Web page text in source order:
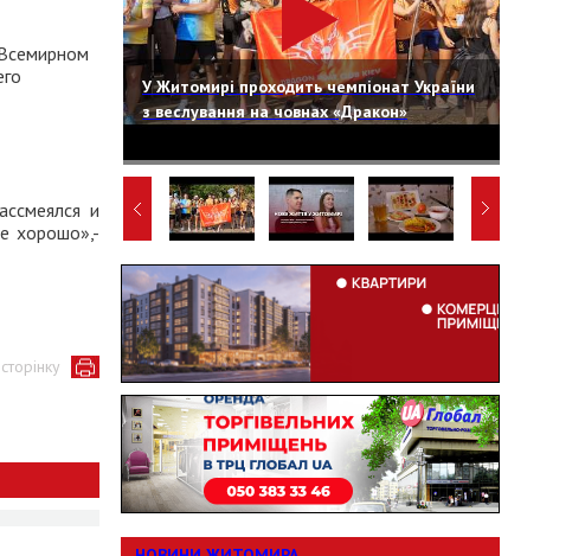
и
хорошо»,-
У Житомирі проходить чемпіонат України
з веслування на човнах «Дракон»